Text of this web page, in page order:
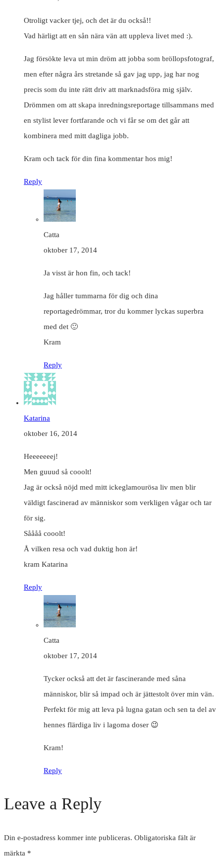
Otroligt vacker tjej, och det är du också!!
Vad härligt att en sån nära vän att uppleva livet med :).
Jag försökte leva ut min dröm att jobba som bröllopsfotograf,
men efter några års stretande så gav jag upp, jag har nog
precis som du inte rätt driv att marknadsföra mig själv.
Drömmen om att skapa inredningsreportage tillsammans med
en stylist lever fortfarande och vi får se om det går att
kombinera med mitt dagliga jobb.
Kram och tack för din fina kommentar hos mig!
Reply
Catta
oktober 17, 2014
Ja visst är hon fin, och tack!
Jag håller tummarna för dig och dina
reportagedrömmar, tror du kommer lyckas superbra
med det 🙂
Kram
Reply
Katarina
oktober 16, 2014
Heeeeeeej!
Men guuud så cooolt!
Jag är också nöjd med mitt ickeglamourösa liv men blir
väldigt fascinerad av människor som verkligen vågar och tar
för sig.
Såååå cooolt!
Å vilken resa och vad duktig hon är!
kram Katarina
Reply
Catta
oktober 17, 2014
Tycker också att det är fascinerande med såna
människor, blir så impad och är jättestolt över min vän.
Perfekt för mig att leva på lugna gatan och sen ta del av
hennes flärdiga liv i lagoma doser 😉
Kram!
Reply
Leave a Reply
Din e-postadress kommer inte publiceras. Obligatoriska fält är
märkta *